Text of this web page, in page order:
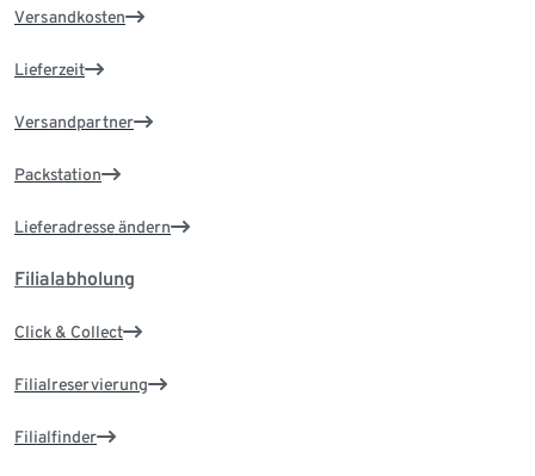
Versandkosten
Lieferzeit
Versandpartner
Packstation
Lieferadresse ändern
Filialabholung
Click & Collect
Filialreservierung
Filialfinder